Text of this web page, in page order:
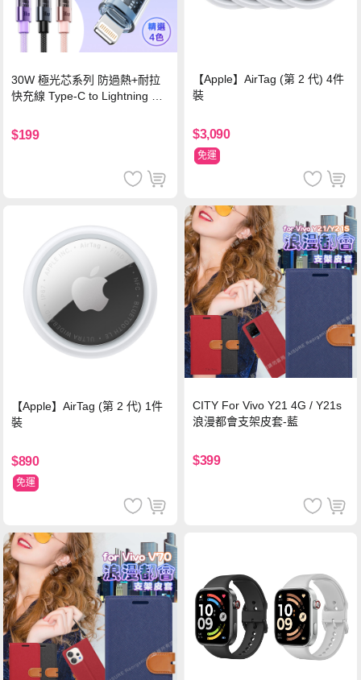
30W 極光芯系列 防過熱+耐拉
快充線 Type-C to Lightning 傳
$199
【Apple】AirTag (第 2 代) 4件
裝
$3,090
免運
【Apple】AirTag (第 2 代) 1件
裝
$890
免運
CITY For Vivo Y21 4G / Y21s
浪漫都會支架皮套-藍
$399